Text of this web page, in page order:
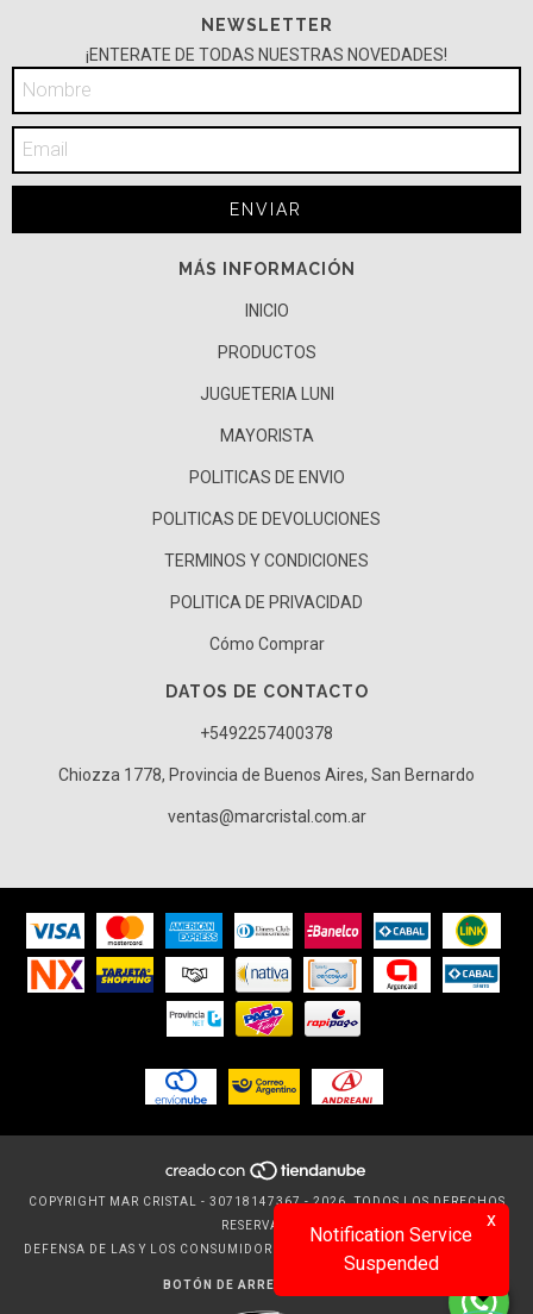
NEWSLETTER
¡ENTERATE DE TODAS NUESTRAS NOVEDADES!
MÁS INFORMACIÓN
INICIO
PRODUCTOS
JUGUETERIA LUNI
MAYORISTA
POLITICAS DE ENVIO
POLITICAS DE DEVOLUCIONES
TERMINOS Y CONDICIONES
POLITICA DE PRIVACIDAD
Cómo Comprar
DATOS DE CONTACTO
+5492257400378
Chiozza 1778, Provincia de Buenos Aires, San Bernardo
ventas@marcristal.com.ar
COPYRIGHT MAR CRISTAL - 30718147367 - 2026. TODOS LOS DERECHOS
RESERVADOS.
DEFENSA DE LAS Y LOS CONSUMIDORES. PARA RECLAMOS
BOTÓN DE ARREPENTIMIENTO
x
Notification Service
Suspended